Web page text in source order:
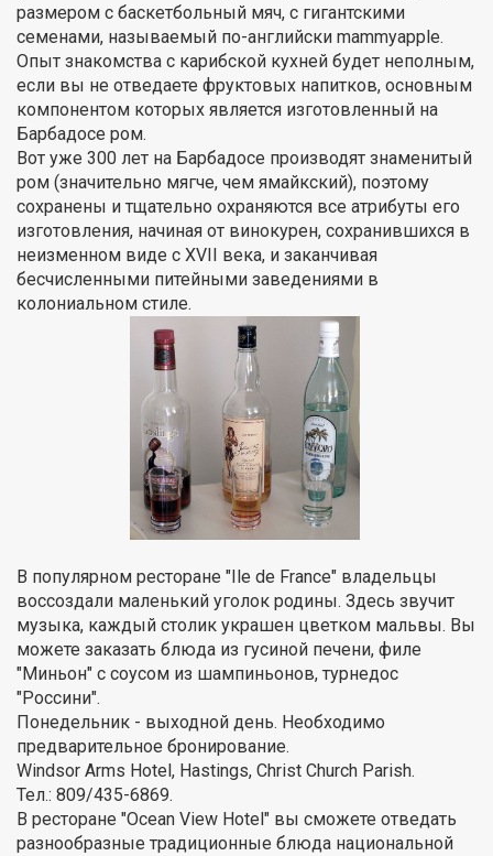
размером с баскетбольный мяч, с гигантскими
семенами, называемый по-английски mammyapple.
Опыт знакомства с карибской кухней будет неполным,
если вы не отведаете фруктовых напитков, основным
компонентом которых является изготовленный на
Барбадосе ром.
Вот уже 300 лет на Барбадосе производят знаменитый
ром (значительно мягче, чем ямайкский), поэтому
сохранены и тщательно охраняются все атрибуты его
изготовления, начиная от винокурен, сохранившихся в
неизменном виде с XVII века, и заканчивая
бесчисленными питейными заведениями в
колониальном стиле.
В популярном ресторане "Ile de France" владельцы
воссоздали маленький уголок родины. Здесь звучит
музыка, каждый столик украшен цветком мальвы. Вы
можете заказать блюда из гусиной печени, филе
"Миньон" с соусом из шампиньонов, турнедос
"Россини".
Понедельник - выходной день. Необходимо
предварительное бронирование.
Windsor Arms Hotel, Hastings, Christ Church Parish.
Тел.: 809/435-6869.
В ресторане "Ocean View Hotel" вы сможете отведать
разнообразные традиционные блюда национальной